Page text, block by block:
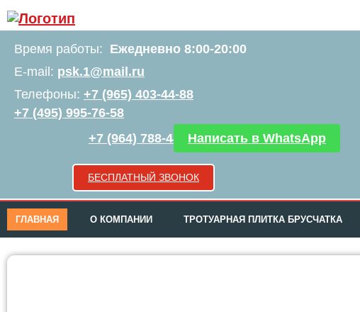
Время работы: Ежедневно 8:00-20:00
E-mail: psk.1@mail.ru
Телефоны: +7 (965) 403-44-88
+7 (495) 995-76-58
+7 (964) 788-44-44Написать в WhatsApp
БЕСПЛАТНЫЙ ЗВОНОК
ГЛАВНАЯ О КОМПАНИИ ТРОТУАРНАЯ ПЛИТКА БРУСЧАТКА